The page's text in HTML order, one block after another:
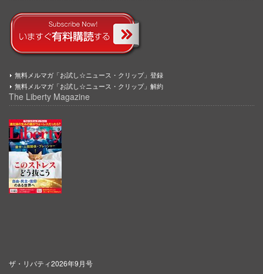
無料メルマガ「お試し☆ニュース・クリップ」登録
無料メルマガ「お試し☆ニュース・クリップ」解約
The Liberty Magazine
ザ・リバティ2026年9月号